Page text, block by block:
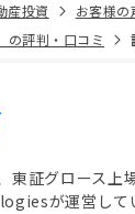
産投資
お客様の
の評判・口コミ
東証グロース上
が運営して